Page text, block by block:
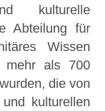
kulturelle
Abteilung für
Wissen
mehr als 700
die von
kulturellen